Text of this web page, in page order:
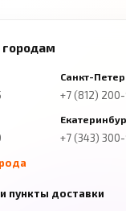
Санкт-
+7 (812)
+7 (343)
пункты доставки